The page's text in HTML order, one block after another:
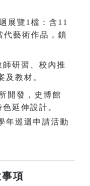
展覽1檔：含11
代藝術作品，鎖
研習、校內推
及教材。
開發，史博館
延伸設計。
項